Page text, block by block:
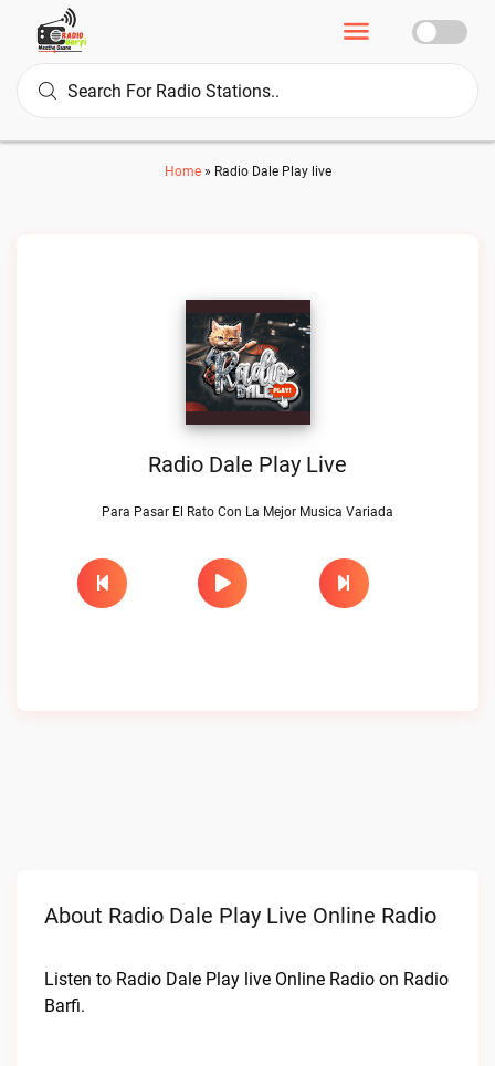
Home» Radio Dale Play live
Radio Dale Play Live
Para Pasar El Rato Con La Mejor Musica Variada
About Radio Dale Play Live Online Radio
Listen to Radio Dale Play live Online Radio on Radio
Barfi.